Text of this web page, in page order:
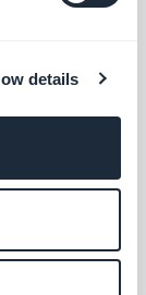
details
su